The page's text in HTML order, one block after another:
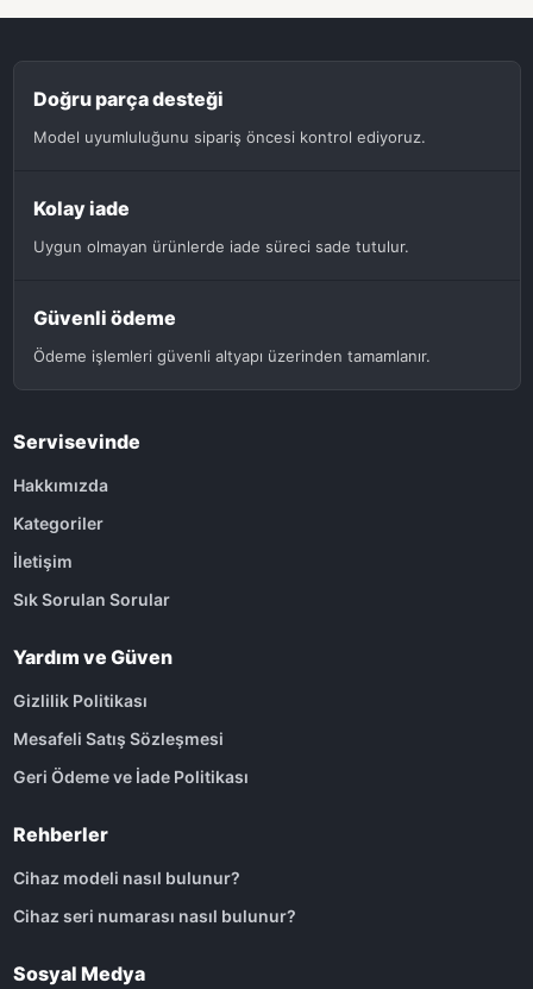
Doğru parça desteği
Model uyumluluğunu sipariş öncesi kontrol ediyoruz.
Kolay iade
Uygun olmayan ürünlerde iade süreci sade tutulur.
Güvenli ödeme
Ödeme işlemleri güvenli altyapı üzerinden tamamlanır.
Servisevinde
Hakkımızda
Kategoriler
İletişim
Sık Sorulan Sorular
Yardım ve Güven
Gizlilik Politikası
Mesafeli Satış Sözleşmesi
Geri Ödeme ve İade Politikası
Rehberler
Cihaz modeli nasıl bulunur?
Cihaz seri numarası nasıl bulunur?
Sosyal Medya